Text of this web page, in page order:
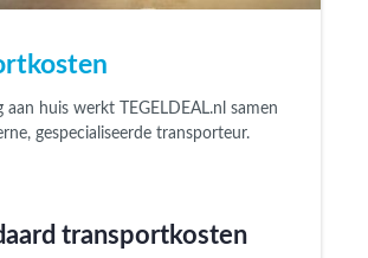
aan huis werkt TEGELDEAL.nl samen
gespecialiseerde transporteur.
transportkosten